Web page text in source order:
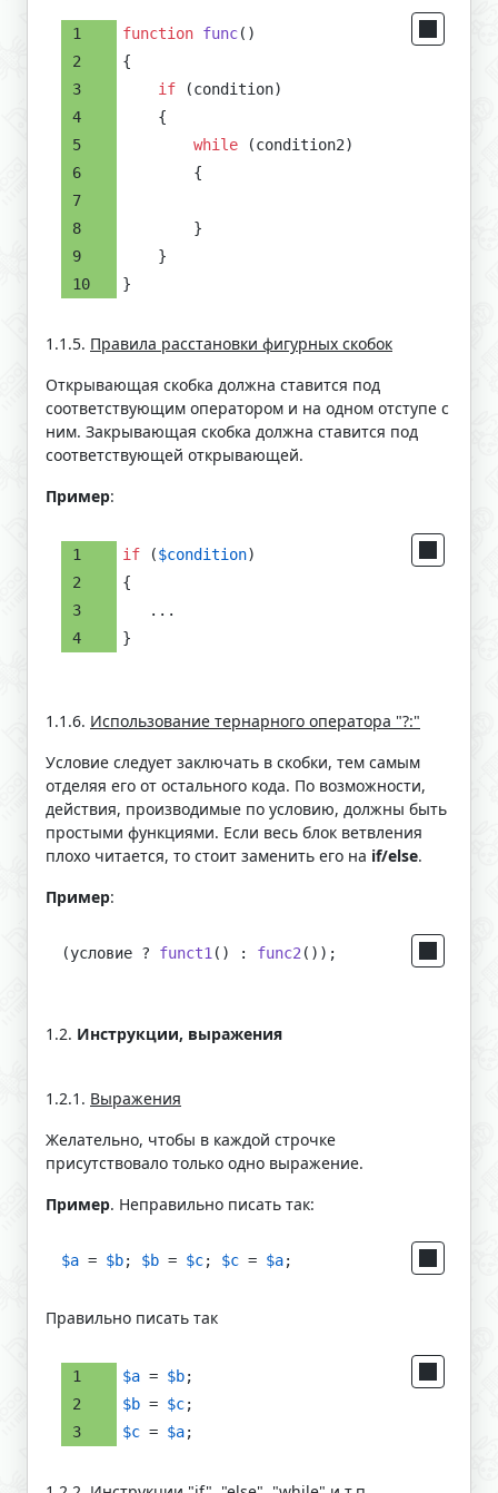
function func( )
{
if (condition)
    {
while (condition2)
        {
        }
    }
}
1.1.5. Правила расстановки фигурных скобок
Открывающая скобка должна ставится под
соответствующим оператором и на одном отступе с
ним. Закрывающая скобка должна ставится под
соответствующей открывающей.
Пример:
if ($condition)
{
   ...
}
1.1.6. Использование тернарного оператора "?:"
Условие следует заключать в скобки, тем самым
отделяя его от остального кода. По возможности,
действия, производимые по условию, должны быть
простыми функциями. Если весь блок ветвления
плохо читается, то стоит заменить его на if/else.
Пример:
(условие ? funct1 () : func2 ());
1.2. Инструкции, выражения
1.2.1. Выражения
Желательно, чтобы в каждой строчке
присутствовало только одно выражение.
Пример. Неправильно писать так:
$a = $b; $b = $c; $c = $a;
Правильно писать так
$a = $b;
$b = $c;
$c = $a;